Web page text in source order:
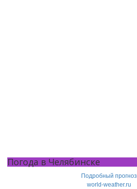
Погода в Челябинске
Подробный прогноз
world-weather.ru